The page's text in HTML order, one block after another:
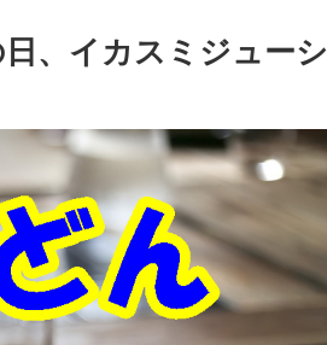
、イカスミジューシ